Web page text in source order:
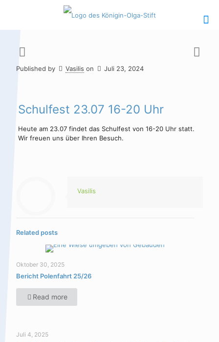
Speiseplan Alt + Shift + S
Kalender Alt + Shift + K
Published by Vasilis on Juli 23, 2024
Schulfest 23.07 16-20 Uhr
Heute am 23.07 findet das Schulfest von 16-20 Uhr statt.
Wir freuen uns über Ihren Besuch.
Vasilis
Related posts
Oktober 30, 2025
Bericht Polenfahrt 25/26
Read more
Juli 4, 2025